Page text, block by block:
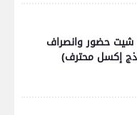
حضور وانصراف
إكسل محترف)